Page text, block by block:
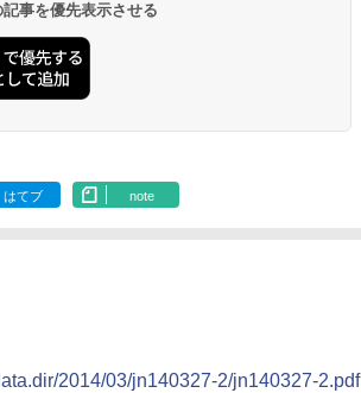
事を優先表示させる
はてブ note
2014/03/jn140327-2/jn140327-2.pdf